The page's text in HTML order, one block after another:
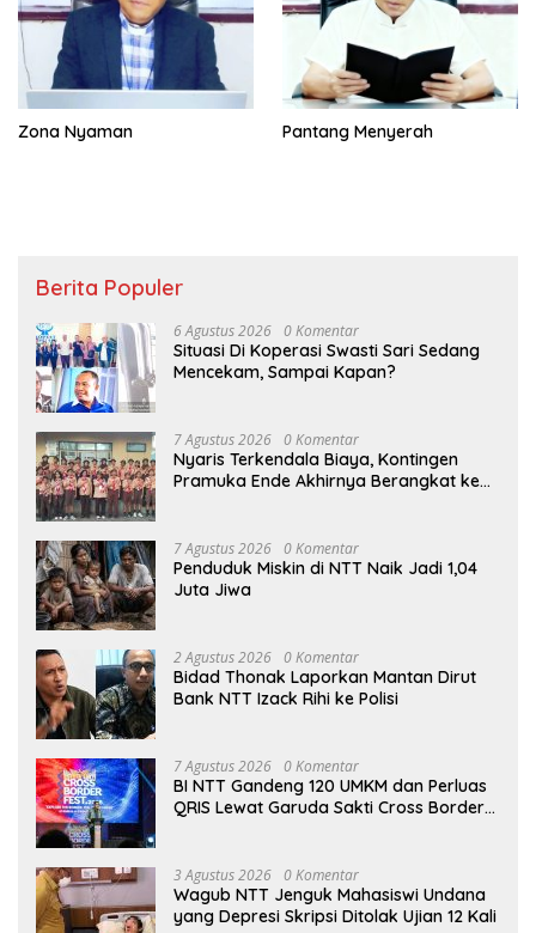
Zona Nyaman Pantang Menyerah
Berita Populer
6 Agustus 2026 0 Komentar
Situasi Di Koperasi Swasti Sari Sedang
Mencekam, Sampai Kapan?
7 Agustus 2026 0 Komentar
Nyaris Terkendala Biaya, Kontingen
Pramuka Ende Akhirnya Berangkat ke
7 Agustus 2026 0 Komentar
Penduduk Miskin di NTT Naik Jadi 1,04
Juta Jiwa
2 Agustus 2026 0 Komentar
Bidad Thonak Laporkan Mantan Dirut
Bank NTT Izack Rihi ke Polisi
7 Agustus 2026 0 Komentar
BI NTT Gandeng 120 UMKM dan Perluas
QRIS Lewat Garuda Sakti Cross Border
3 Agustus 2026 0 Komentar
Wagub NTT Jenguk Mahasiswi Undana
yang Depresi Skripsi Ditolak Ujian 12 Kali